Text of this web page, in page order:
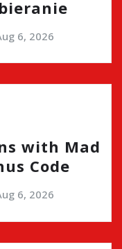
6, 2026
with Mad
Code
6, 2026